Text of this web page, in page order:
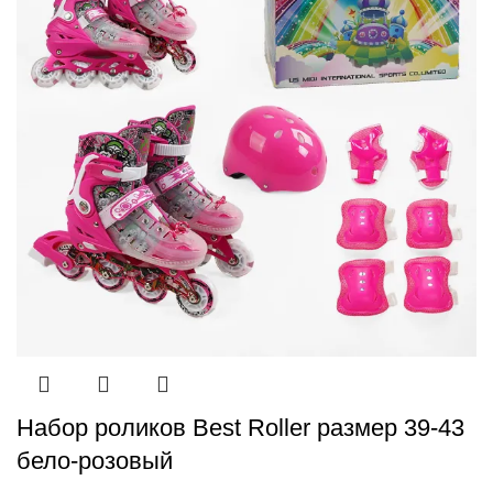
Набор роликов Best Roller размер 39-43
бело-розовый